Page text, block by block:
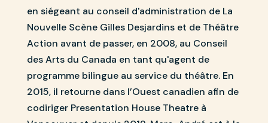
en siégeant au conseil d'administration de La
Nouvelle Scène Gilles Desjardins et de Théâtre
Action avant de passer, en 2008, au Conseil
des Arts du Canada en tant qu'agent de
programme bilingue au service du théâtre. En
2015, il retourne dans l’Ouest canadien afin de
codiriger Presentation House Theatre à